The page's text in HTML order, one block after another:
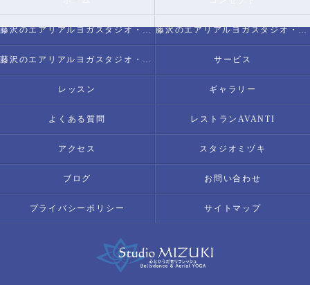
藤沢のエアリアルヨガスタジオ・スタジオミヅキについて 藤沢のエアリアルヨガスタジオ・スタジオミヅキの必要とされる理由
藤沢のエアリアルヨガスタジオ・スタジオミヅキの内容について サービス
レッスン ギャラリー
よくある質問 レストランAVANTI
アクセス スタジオミヅキ
ブログ お問い合わせ
プライバシーポリシー サイトマップ